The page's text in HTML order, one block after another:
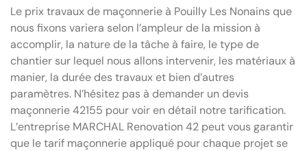
Le prix travaux de maçonnerie à Pouilly Les Nonains que
nous fixons variera selon l’ampleur de la mission à
accomplir, la nature de la tâche à faire, le type de
chantier sur lequel nous allons intervenir, les matériaux à
manier, la durée des travaux et bien d’autres
paramètres. N’hésitez pas à demander un devis
maçonnerie 42155 pour voir en détail notre tarification.
L’entreprise MARCHAL Renovation 42 peut vous garantir
que le tarif maçonnerie appliqué pour chaque projet se